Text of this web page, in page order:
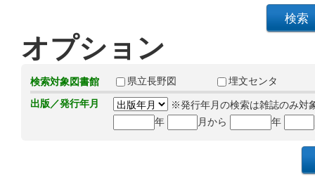
オプション
検索対象図書館 県立長野図
埋文センタ
出版／発行年月
※発行年月の検索は雑誌のみ対
年
月から 年